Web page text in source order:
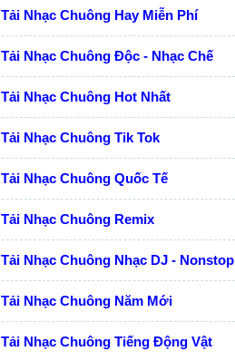
Tải Nhạc Chuông Hay Miễn Phí
Tải Nhạc Chuông Độc - Nhạc Chế
Tải Nhạc Chuông Hot Nhất
Tải Nhạc Chuông Tik Tok
Tải Nhạc Chuông Quốc Tế
Tải Nhạc Chuông Remix
Tải Nhạc Chuông Nhạc DJ - Nonstop
Tải Nhạc Chuông Năm Mới
Tải Nhạc Chuông Tiếng Động Vật